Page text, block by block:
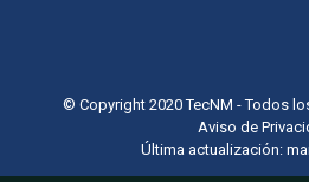
© Copyright 2020 TecNM - Todos
Aviso de
Última actualización: